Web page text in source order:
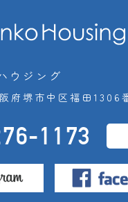
ウジング
府堺市中区福田1306
1173